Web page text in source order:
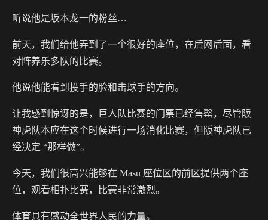
听说他是坂本龙一的粉丝…
前天，我们给他弄到了一个很好的座位，在后网后面，看
对阵养乐多队的比赛。
他说他能看到投手的脸和击球手的方向。
让我感到惊讶的是，巨人队比赛的门票已经售罄，尽管阪
神虎队本应在这个时候进行一场消化比赛，但阪神虎队已
经决定 “那样做”。
今天，我们很高兴能够在 Masu 座位区的前区提供两个座
位，观看相扑比赛，比赛非常激烈。
体育具有感动全世界人民的力量。